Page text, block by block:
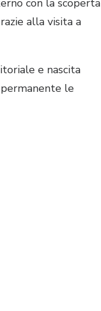
con la scoperta
alla visita a
e nascita
le